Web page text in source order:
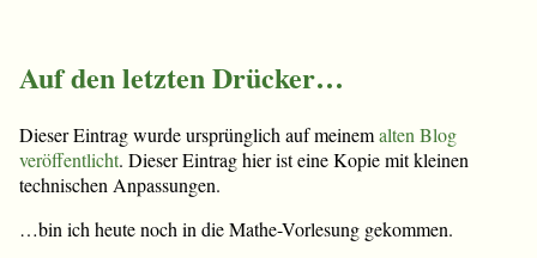
Auf den letzten Drücker…
Dieser Eintrag wurde ursprünglich auf meinemalten Blog
veröffentlicht. Dieser Eintrag hier ist eine Kopie mit kleinen
technischen Anpassungen.
…bin ich heute noch in die Mathe-Vorlesung gekommen.